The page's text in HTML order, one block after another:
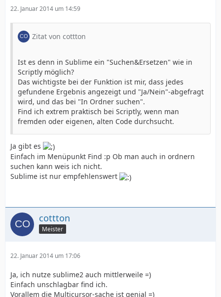
22. Januar 2014 um 14:59
Zitat von cottton
Ist es denn in Sublime ein "Suchen&Ersetzen" wie in
Scriptly möglich?
Das wichtigste bei der Funktion ist mir, dass jedes
gefundene Ergebnis angezeigt und "Ja/Nein"-abgefragt
wird, und das bei "In Ordner suchen".
Find ich extrem praktisch bei Scriptly, wenn man
fremden oder eigenen, alten Code durchsucht.
Ja gibt es
Einfach im Menüpunkt Find :p Ob man auch in ordnern
suchen kann weis ich nicht.
Sublime ist nur empfehlenswert
cottton
Meister
22. Januar 2014 um 17:06
Ja, ich nutze sublime2 auch mittlerweile =)
Einfach unschlagbar find ich.
Vorallem die Multicursor-sache ist genial =)